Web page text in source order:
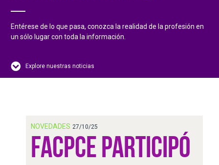
Entérese de lo que pasa, conozca la realidad de la profesión en
un sólo lugar con toda la información.
Explore nuestras noticias
NOVEDADES 27/10/25
FACPCE PARTICIPÓ